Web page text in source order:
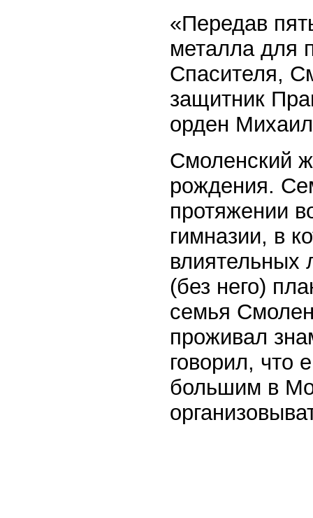
«Передав
металла для
Спасителя,
защитник
орден
Смоленский
рождения.
протяжении
гимназии, в
влиятельных
(без него)
семья
проживал
говорил, что
большим в